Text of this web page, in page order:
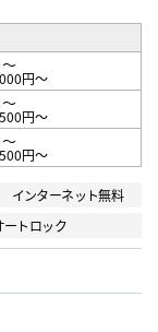
円～
円～
円～
インターネット無料
ートロック